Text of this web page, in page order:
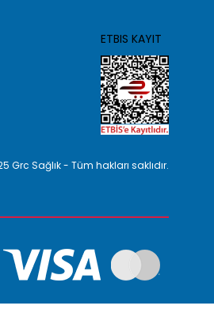
ETBIS KAYIT
Grc Sağlık - Tüm hakları saklıdır.